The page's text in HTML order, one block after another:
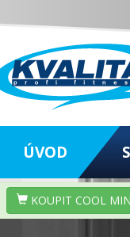
ÚVOD
KOUPIT COOL